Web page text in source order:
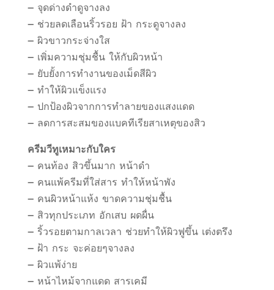
– จุดด่างดำดูจางลง
– ช่วยลดเลือนริ้วรอย ฝ้า กระดูจางลง
– ผิวขาวกระจ่างใส
– เพิ่มความชุ่มชื้น ให้กับผิวหน้า
– ยับยั้งการทำงานของเม็ดสีผิว
– ทำให้ผิวแข็งแรง
– ปกป้องผิวจากการทำลายของแสงแดด
– ลดการสะสมของแบคทีเรียสาเหตุของสิว
ครีมวีทูเหมาะกับใคร
– คนท้อง สิวขึ้นมาก หน้าดำ
– คนแพ้ครีมที่ใส่สาร ทำให้หน้าพัง
– คนผิวหน้าแห้ง ขาดความชุ่มชื้น
– สิวทุกประเภท อักเสบ ผดผื่น
– ริ้วรอยตามกาลเวลา ช่วยทำให้ผิวฟูขึ้น เต่งตรึง
– ฝ้า กระ จะค่อยๆจางลง
– ผิวแพ้ง่าย
– หน้าไหม้จากแดด สารเคมี